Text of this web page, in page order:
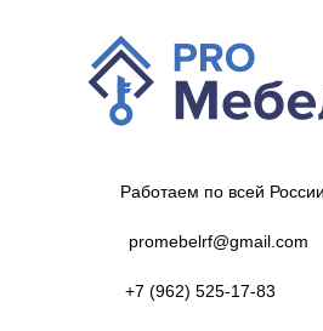
Работаем по всей России
promebelrf@gmail.com
+7 (962) 525-17-83